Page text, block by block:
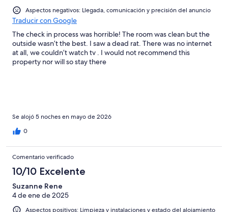
Aspectos negativos: Llegada, comunicación y precisión del anuncio
Traducir con Google
The check in process was horrible! The room was clean but the
outside wasn’t the best. I saw a dead rat. There was no internet
at all, we couldn’t watch tv . I would not recommend this
property nor will so stay there
Se alojó 5 noches en mayo de 2026
0
Comentario verificado
10/10 Excelente
Suzanne Rene
4 de ene de 2025
Aspectos positivos: Limpieza y instalaciones y estado del alojamiento